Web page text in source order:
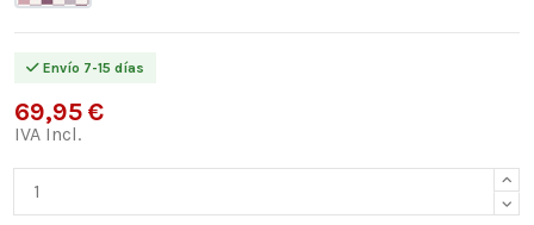
Envío 7-15 días
69,95 €
IVA Incl.